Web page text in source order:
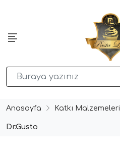
Anasayfa Katkı Malzemeleri
Dr.Gusto